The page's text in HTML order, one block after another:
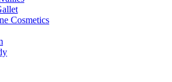
Cosmetics